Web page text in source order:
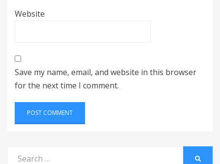
Website
Save my name, email, and website in this browser
for the next time I comment.